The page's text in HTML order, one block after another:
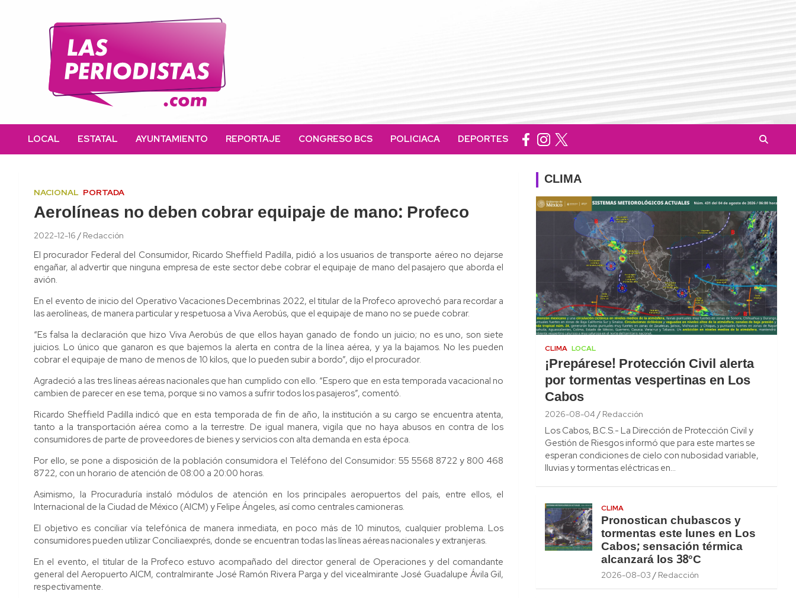
Las Periodistas
informado a la población.
LOCAL
ESTATAL AYUNTAMIENTO REPORTAJE CONGRESO BCS POLICIACA DEPORTES
NACIONAL PORTADA
Aerolíneas no deben cobrar equipaje de mano: Profeco
2022-12-16 Redacción
El procurador Federal del Consumidor, Ricardo Sheffield Padilla, pidió a los usuarios de transporte aéreo no dejarse
engañar, al advertir que ninguna empresa de este sector debe cobrar el equipaje de mano del pasajero que aborda el
avión.
En el evento de inicio del Operativo Vacaciones Decembrinas 2022, el titular de la Profeco aprovechó para recordar a
las aerolíneas, de manera particular y respetuosa a Viva Aerobús, que el equipaje de mano no se puede cobrar.
“Es falsa la declaración que hizo Viva Aerobús de que ellos hayan ganado de fondo un juicio; no es uno, son siete
juicios. Lo único que ganaron es que bajemos la alerta en contra de la línea aérea, y ya la bajamos. No les pueden
cobrar el equipaje de mano de menos de 10 kilos, que lo pueden subir a bordo”, dijo el procurador.
Agradeció a las tres líneas aéreas nacionales que han cumplido con ello. “Espero que en esta temporada vacacional no
cambien de parecer en ese tema, porque si no vamos a sufrir todos los pasajeros”, comentó.
Ricardo Sheffield Padilla indicó que en esta temporada de fin de año, la institución a su cargo se encuentra atenta,
tanto a la transportación aérea como a la terrestre. De igual manera, vigila que no haya abusos en contra de los
consumidores de parte de proveedores de bienes y servicios con alta demanda en esta época.
Por ello, se pone a disposición de la población consumidora el Teléfono del Consumidor: 55 5568 8722 y 800 468
8722, con un horario de atención de 08:00 a 20:00 horas.
Asimismo, la Procuraduría instaló módulos de atención en los principales aeropuertos del país, entre ellos, el
Internacional de la Ciudad de México (AICM) y Felipe Ángeles, así como centrales camioneras.
El objetivo es conciliar vía telefónica de manera inmediata, en poco más de 10 minutos, cualquier problema. Los
consumidores pueden utilizar Conciliaexprés, donde se encuentran todas las líneas aéreas nacionales y extranjeras.
En el evento, el titular de la Profeco estuvo acompañado del director general de Operaciones y del comandante
general del Aeropuerto AICM, contralmirante José Ramón Rivera Parga y del vicealmirante José Guadalupe Ávila Gil,
respectivamente.
CLIMA
CLIMA LOCAL
¡Prepárese! Protección Civil alerta
por tormentas vespertinas en Los
Cabos
2026-08-04 Redacción
Los Cabos, B.C.S.- La Dirección de Protección Civil y
Gestión de Riesgos informó que para este martes se
esperan condiciones de cielo con nubosidad variable,
lluvias y tormentas eléctricas en…
CLIMA
Pronostican chubascos y
tormentas este lunes en Los
Cabos; sensación térmica
alcanzará los 38°C
2026-08-03 Redacción